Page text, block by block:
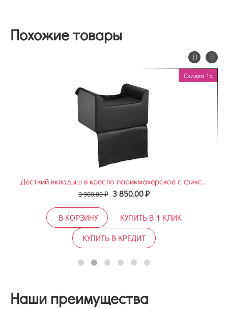
Похожие товары
Скидка 1%
Десткий вкладыш в кресло парикмахерское с фиксацией.
3 900.00₽ 3 850.00₽
В КОРЗИНУ
КУПИТЬ В 1 КЛИК
КУПИТЬ В КРЕДИТ
Наши преимущества